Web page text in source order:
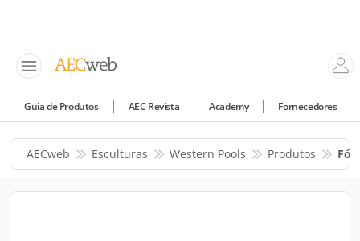
Guia de Produtos AEC Revista Academy Fornecedores
AECweb Esculturas Western Pools Produtos